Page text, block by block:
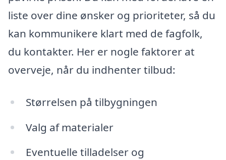
liste over dine ønsker og prioriteter, så du
kan kommunikere klart med de fagfolk,
du kontakter. Her er nogle faktorer at
overveje, når du indhenter tilbud:
Størrelsen på tilbygningen
Valg af materialer
Eventuelle tilladelser og